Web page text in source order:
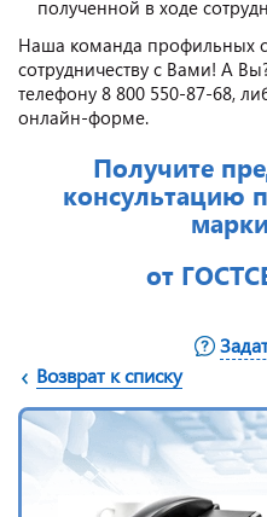
полученной в ходе
Наша команда профильных
сотрудничеству с Вами! А
телефону 8 800 550-87-68,
онлайн-форме.
Получите
консультацию
от
Возврат к списку